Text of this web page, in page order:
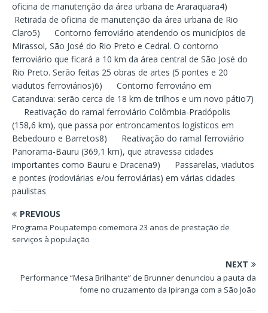
oficina de manutenção da área urbana de Araraquara4)
Retirada de oficina de manutenção da área urbana de Rio
Claro5) Contorno ferroviário atendendo os municípios de
Mirassol, São José do Rio Preto e Cedral. O contorno
ferroviário que ficará a 10 km da área central de São José do
Rio Preto. Serão feitas 25 obras de artes (5 pontes e 20
viadutos ferroviários)6) Contorno ferroviário em
Catanduva: serão cerca de 18 km de trilhos e um novo pátio7)
Reativação do ramal ferroviário Colômbia-Pradópolis
(158,6 km), que passa por entroncamentos logísticos em
Bebedouro e Barretos8) Reativação do ramal ferroviário
Panorama-Bauru (369,1 km), que atravessa cidades
importantes como Bauru e Dracena9) Passarelas, viadutos
e pontes (rodoviárias e/ou ferroviárias) em várias cidades
paulistas
PREVIOUS
Programa Poupatempo comemora 23 anos de prestação de
serviços à população
NEXT
Performance “Mesa Brilhante” de Brunner denunciou a pauta da
fome no cruzamento da Ipiranga com a São João